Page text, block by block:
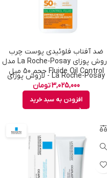
ضد آفتاب فلوئیدی پوست چرب
لاروش پوزای La Roche-Posay مدل
Fluide Oil Control حجم 50 میل
La Roche-Posay - لاروش پوزای
3,025,000تومان
افزودن به سبد خرید